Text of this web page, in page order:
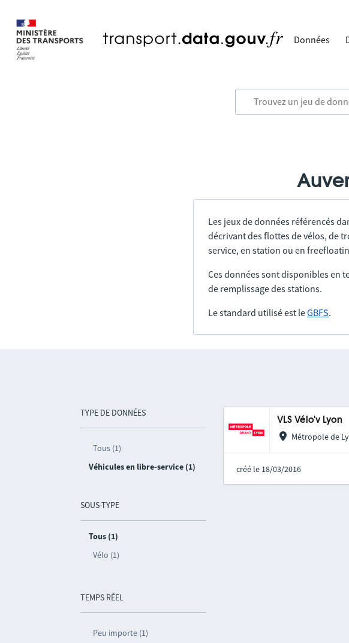
Données
Les jeux de données référencés
décrivant des flottes de vélos, de
service, en station ou en
Ces données sont disponibles en
de remplissage des stations.
Le standard utilisé est leGBFS.
TYPE DE DONNÉES
Tous (1)
Véhicules en libre-service (1)
SOUS-TYPE
Tous (1)
Vélo (1)
TEMPS RÉEL
Peu importe (1)
VLS Vélo'v Lyon
Métropole de
créé le 18/03/2016